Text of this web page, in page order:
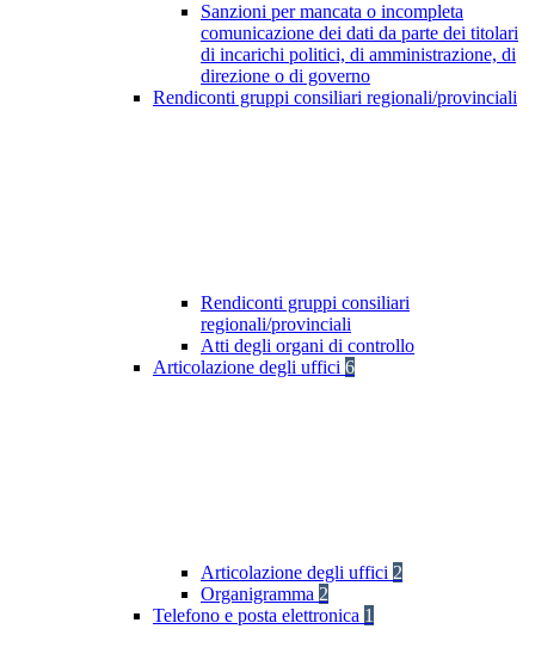
Sanzioni per mancata o incompleta
comunicazione dei dati da parte dei titolari
di incarichi politici, di amministrazione, di
direzione o di governo
Rendiconti gruppi consiliari regionali/provinciali
Rendiconti gruppi consiliari
regionali/provinciali
Atti degli organi di controllo
Articolazione degli uffici 6
Articolazione degli uffici 2
Organigramma 2
Telefono e posta elettronica 1